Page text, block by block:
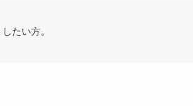
たい方。